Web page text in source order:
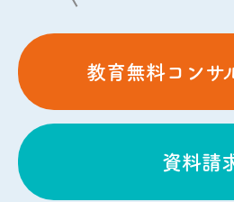
教育無料コンサ
資料請